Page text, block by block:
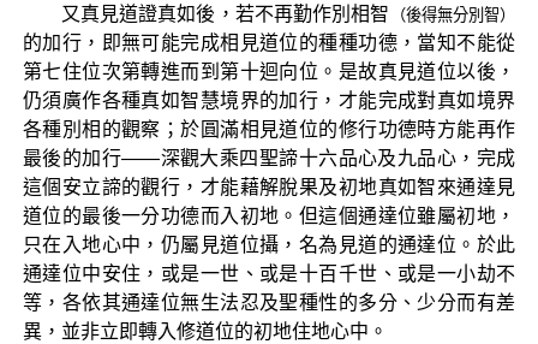
又真見道證真如後，若不再勤作別相智 （後得無分別智）
的加行，即無可能完成相見道位的種種功德，當知不能從
第七住位次第轉進而到第十迴向位。是故真見道位以後，
仍須廣作各種真如智慧境界的加行，才能完成對真如境界
各種別相的觀察；於圓滿相見道位的修行功德時方能再作
最後的加行——深觀大乘四聖諦十六品心及九品心，完成
這個安立諦的觀行，才能藉解脫果及初地真如智來通達見
道位的最後一分功德而入初地。但這個通達位雖屬初地，
只在入地心中，仍屬見道位攝，名為見道的通達位。於此
通達位中安住，或是一世、或是十百千世、或是一小劫不
等，各依其通達位無生法忍及聖種性的多分、少分而有差
異，並非立即轉入修道位的初地住地心中。